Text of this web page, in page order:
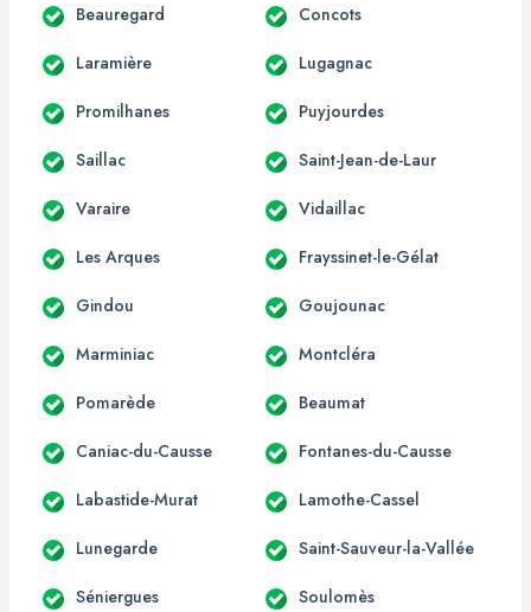
Beauregard Concots
Laramière Lugagnac
Promilhanes Puyjourdes
Saillac Saint-Jean-de-Laur
Varaire Vidaillac
Les Arques Frayssinet-le-Gélat
Gindou Goujounac
Marminiac Montcléra
Pomarède Beaumat
Caniac-du-Causse Fontanes-du-Causse
Labastide-Murat Lamothe-Cassel
Lunegarde Saint-Sauveur-la-Vallée
Séniergues Soulomès